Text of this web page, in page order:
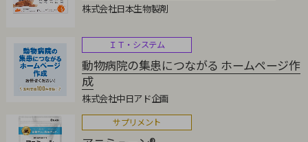
株式会社日本生物製剤
ＩＴ・システム
動物病院の集患につながる ホームページ作
成
株式会社中日アド企画
サプリメント